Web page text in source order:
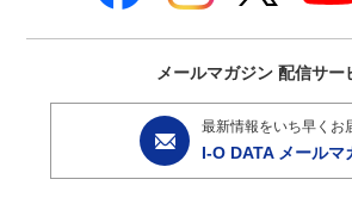
メールマガジン 配信サー
最新情報をいち早くお
I-O DATA メールマ